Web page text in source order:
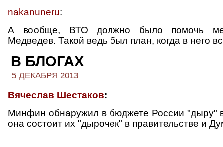
nakanuneru:
А вообще, ВТО должно было помочь
Медведев. Такой ведь был план, когда в него
В БЛОГАХ
5 ДЕКАБРЯ 2013
Вячеслав Шестаков:
Минфин обнаружил в бюджете России "дыру"
она состоит их "дырочек" в правительстве и